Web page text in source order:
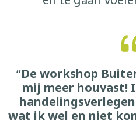
“De workshop
mij meer houvast!
wat ik wel en niet